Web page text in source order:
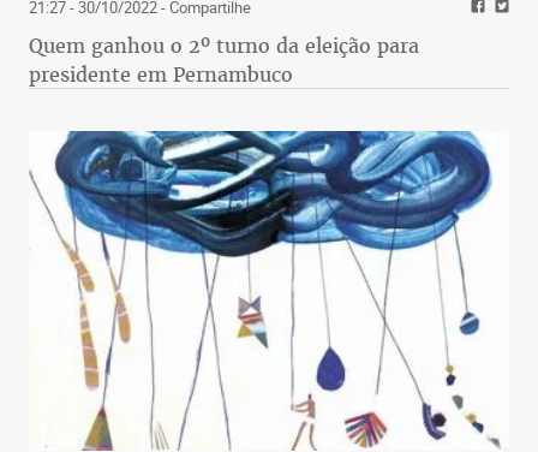
21:27 - 30/10/2022- Compartilhe
Quem ganhou o 2º turno da eleição para
presidente em Pernambuco